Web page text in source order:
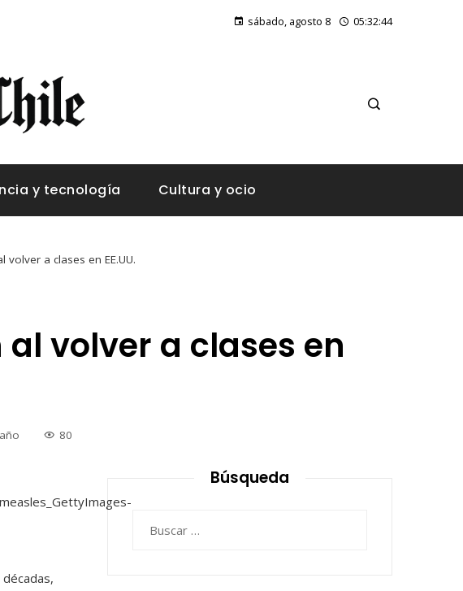
sábado, agosto 8 05:32:44
y tecnología Cultura y ocio
a clases en EE.UU.
volver a clases en
80
Búsqueda